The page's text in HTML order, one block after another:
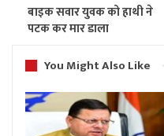
बाइक सवार युवक को हाथी ने
पटक कर मार डाला
You Might Also Like